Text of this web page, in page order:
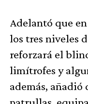
Adelantó que
los tres niveles
reforzará el
limítrofes y
además, añadió